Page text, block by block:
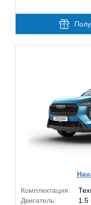
Комплектация:
Двигатель:
1.5